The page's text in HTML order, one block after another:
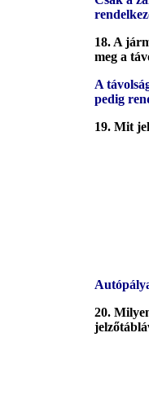
18. A
meg a
A
pedig
19. Mit
20.